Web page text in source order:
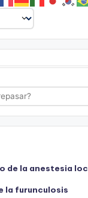
de la anestesia
la furunculosis